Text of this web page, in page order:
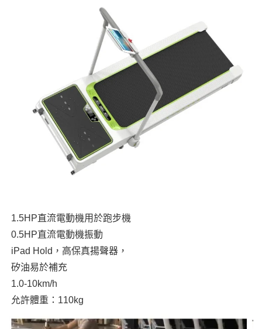
1.5HP直流電動機用於跑步機
0.5HP直流電動機振動
iPad Hold，高保真揚聲器，
矽油易於補充
1.0-10km/h
允許體重：110kg